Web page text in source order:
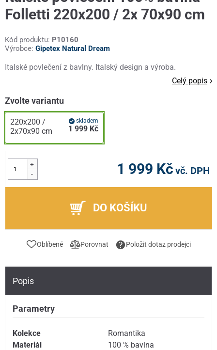
Folletti 220x200 / 2x 70x90 cm
Kód produktu: P10160
Výrobce: Gipetex Natural Dream
Italské povlečení z bavlny. Italský design a výroba.
Celý popis
Zvolte variantu
220x200 /
2x70x90 cm
skladem
1 999 Kč
+
-
1 999 Kč vč. DPH
DO KOŠÍKU
Oblíbené Porovnat Položit dotaz prodejci
Popis
Parametry
Kolekce
Romantika
Materiál
100 % bavlna